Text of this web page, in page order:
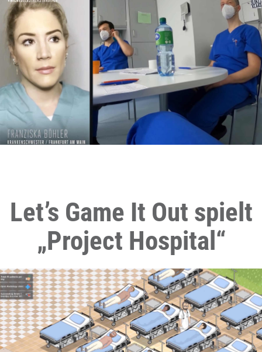
Let’s Game It Out spielt
„Project Hospital“